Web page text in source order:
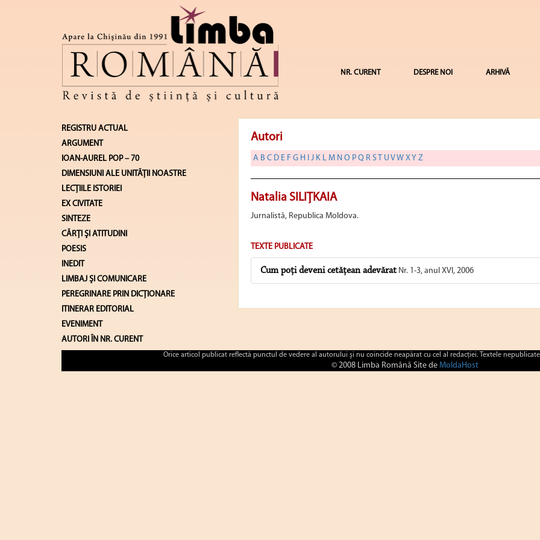
NR. CURENT DESPRE NOI ARHIVĂ
REGISTRU ACTUAL
ARGUMENT
IOAN-AUREL POP – 70
DIMENSIUNI ALE UNITĂŢII NOASTRE
LECŢIILE ISTORIEI
EX CIVITATE
SINTEZE
CĂRŢI ŞI ATITUDINI
POESIS
INEDIT
LIMBAJ ŞI COMUNICARE
PEREGRINARE PRIN DICȚIONARE
ITINERAR EDITORIAL
EVENIMENT
AUTORI ÎN NR. CURENT
Autori
A B C D E F G H J K L M N O P Q R ST U VW XY Z
Natalia SILIŢKAIA
Jurnalistă, Republica Moldova.
TEXTE PUBLICATE
Cum poţi deveni cetăţean adevăratNr. 1-3, anul XVI, 2006
Orice articol publicat reflectă punctul de vedere al autorului şi nu coincide neapărat cu cel al redacţiei. Textele
© 2008 Limba Română Site de MoldaHost